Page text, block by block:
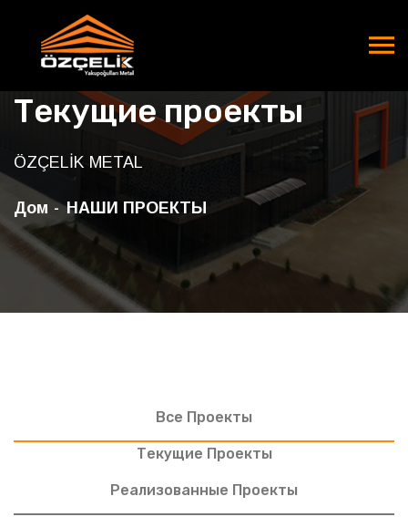
Текущие проекты
ÖZÇELİK METAL
Дом НАШИ ПРОЕКТЫ
Все Проекты
Текущие Проекты
Реализованные Проекты